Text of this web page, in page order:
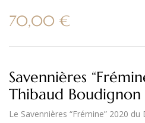
70,00 €
Savennières
Thibaud Boudignon
Le Savennières “Frémine” 2020 du